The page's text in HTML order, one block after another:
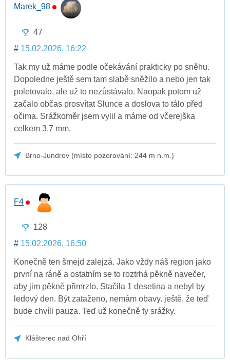
Marek_98
47
# 15.02.2026, 16:22
Tak my už máme podle očekávání prakticky po sněhu.
Dopoledne ještě sem tam slabě sněžilo a nebo jen tak
poletovalo, ale už to nezůstávalo. Naopak potom už
začalo občas prosvítat Slunce a doslova to tálo před
očima. Srážkoměr jsem vylil a máme od včerejška
celkem 3,7 mm.
Brno-Jundrov (místo pozorování: 244 m n.m.)
F4
128
# 15.02.2026, 16:50
Konečně ten šmejd zalejzá. Jako vždy náš region jako
první na ráně a ostatním se to roztrhá pěkně navečer,
aby jim pěkně přimrzlo. Stačila 1 desetina a nebyl by
ledový den. Být zataženo, nemám obavy. ještě, že teď
bude chvíli pauza. Teď už konečně ty srážky.
Klášterec nad Ohří